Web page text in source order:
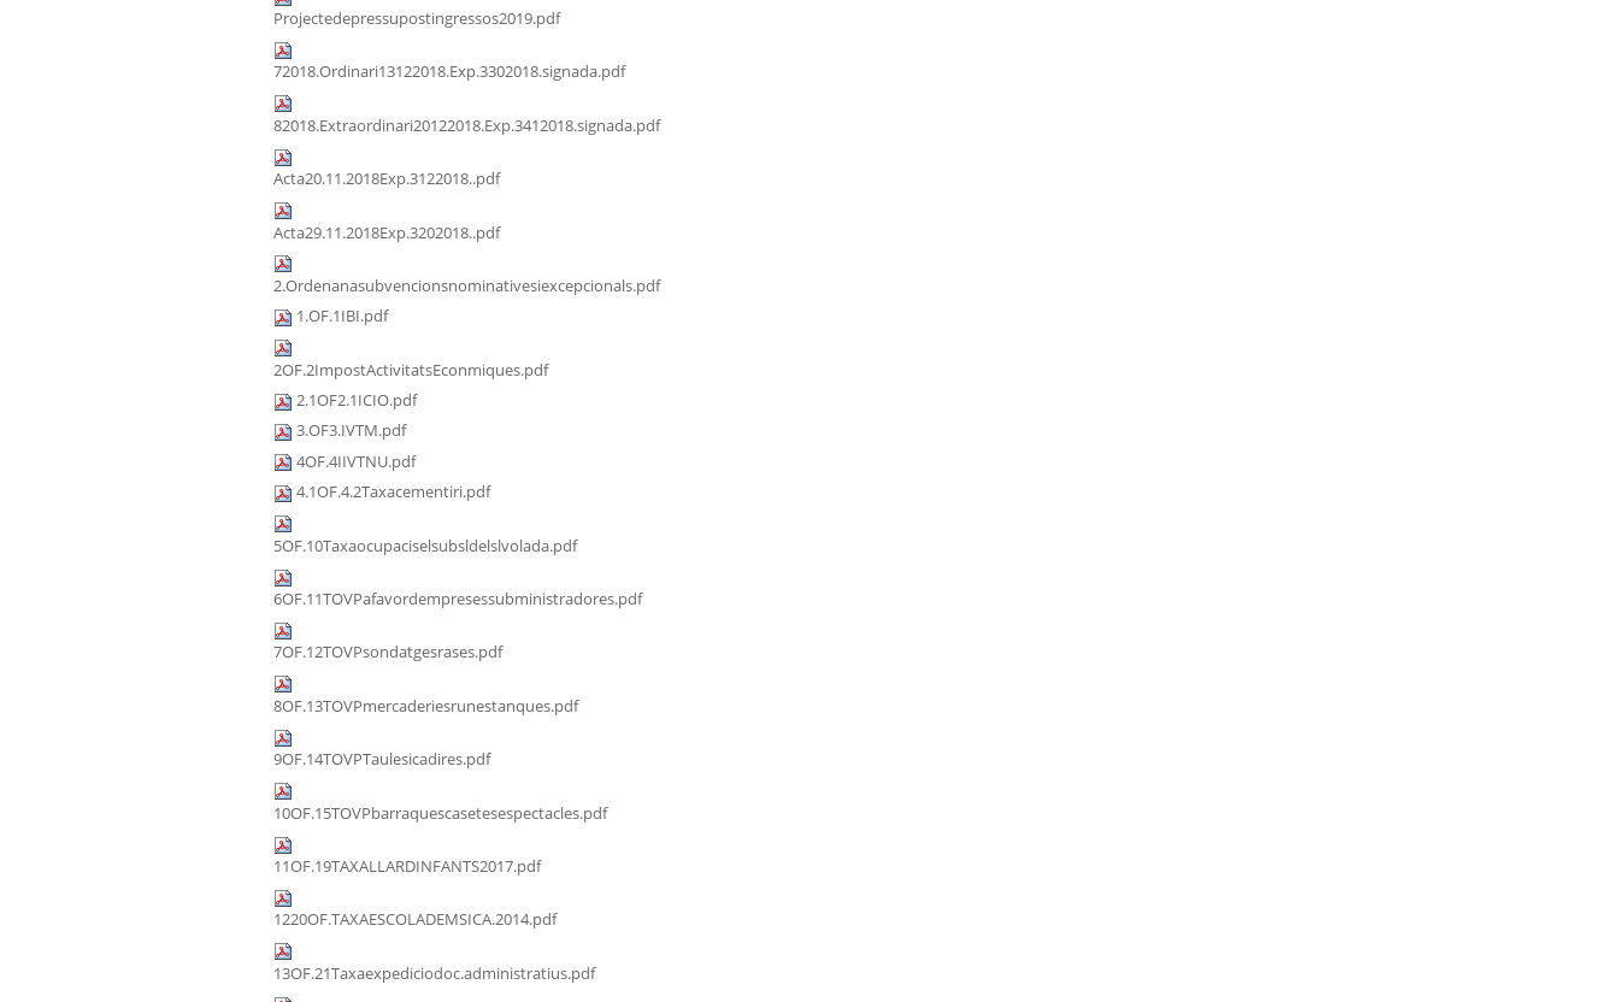
Projectedepressupostingressos2019.pdf
72018.Ordinari13122018.Exp.3302018.signada.pdf
82018.Extraordinari20122018.Exp.3412018.signada.pdf
Acta20.11.2018Exp.3122018..pdf
Acta29.11.2018Exp.3202018..pdf
2.Ordenanasubvencionsnominativesiexcepcionals.pdf
1.OF.1IBI.pdf
2OF.2ImpostActivitatsEconmiques.pdf
2.1OF2.1ICIO.pdf
3.OF3.IVTM.pdf
4OF.4IIVTNU.pdf
4.1OF.4.2Taxacementiri.pdf
5OF.10Taxaocupaciselsubsldelslvolada.pdf
6OF.11TOVPafavordempresessubministradores.pdf
7OF.12TOVPsondatgesrases.pdf
8OF.13TOVPmercaderiesrunestanques.pdf
9OF.14TOVPTaulesicadires.pdf
10OF.15TOVPbarraquescasetesespectacles.pdf
11OF.19TAXALLARDINFANTS2017.pdf
1220OF.TAXAESCOLADEMSICA.2014.pdf
13OF.21Taxaexpediciodoc.administratius.pdf